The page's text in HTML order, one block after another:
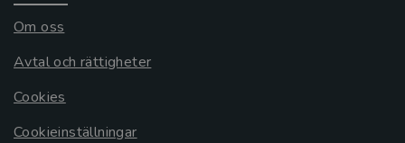
Om oss
Avtal och rättigheter
Cookies
Cookieinställningar